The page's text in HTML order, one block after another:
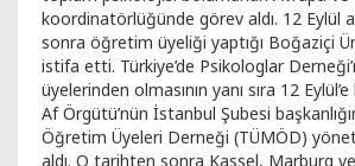
koordinatörlüğünde görev aldı. 12 Eylül
sonra öğretim üyeliği yaptığı Boğaziçi
istifa etti. Türkiye’de Psikologlar
üyelerinden olmasının yanı sıra 12
Af Örgütü’nün İstanbul Şubesi
Öğretim Üyeleri Derneği (TÜMÖD)
aldı. O tarihten sonra Kassel, Marburg